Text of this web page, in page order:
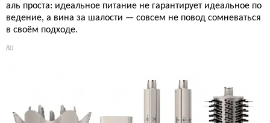
аль проста: идеальное питание не гарантирует идеальное по
ведение, а вина за шалости — совсем не повод сомневаться
в своём подходе.
80